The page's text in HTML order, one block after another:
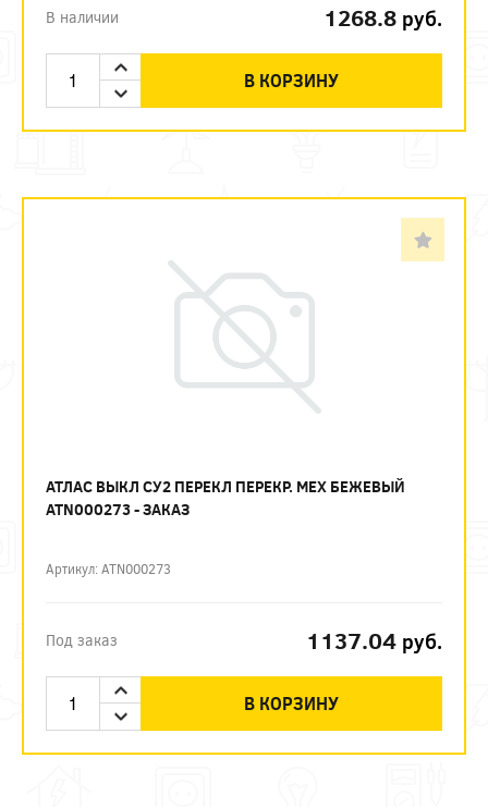
В наличии 1268.8 руб.
В КОРЗИНУ
АТЛАС ВЫКЛ СУ2 ПЕРЕКЛ ПЕРЕКР. МЕХ БЕЖЕВЫЙ
ATN000273 - ЗАКАЗ
Артикул: ATN000273
Под заказ 1137.04 руб.
В КОРЗИНУ